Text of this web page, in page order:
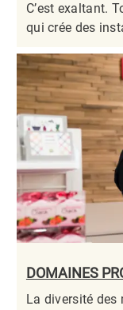
C’est exaltant.
qui crée des
DOMAINES
La diversité des